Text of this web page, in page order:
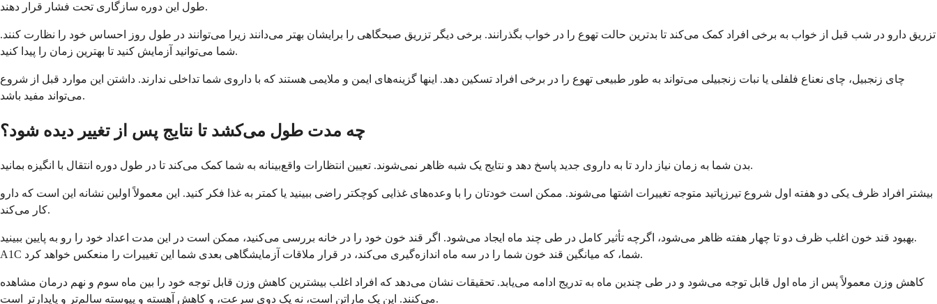
طول این دوره سازگاری تحت فشار قرار دهند.
تزریق دارو در شب قبل از خواب به برخی افراد کمک می‌کند تا بدترین حالت تهوع را در خواب بگذرانند. برخی دیگر تزریق صبحگاهی را برایشان بهتر می‌دانند زیرا می‌توانند در طول روز احساس خود را نظارت کنند.
شما می‌توانید آزمایش کنید تا بهترین زمان را پیدا کنید.
چای زنجبیل، چای نعناع فلفلی یا نبات زنجبیلی می‌تواند به طور طبیعی تهوع را در برخی افراد تسکین دهد. اینها گزینه‌های ایمن و ملایمی هستند که با داروی شما تداخلی ندارند. داشتن این موارد قبل از شروع
می‌تواند مفید باشد.
چه مدت طول می‌کشد تا نتایج پس از تغییر دیده شود؟
بدن شما به زمان نیاز دارد تا به داروی جدید پاسخ دهد و نتایج یک شبه ظاهر نمی‌شوند. تعیین انتظارات واقع‌بینانه به شما کمک می‌کند تا در طول دوره انتقال با انگیزه بمانید.
بیشتر افراد ظرف یکی دو هفته اول شروع تیرزپاتید متوجه تغییرات اشتها می‌شوند. ممکن است خودتان را با وعده‌های غذایی کوچکتر راضی ببینید یا کمتر به غذا فکر کنید. این معمولاً اولین نشانه این است که دارو
کار می‌کند.
بهبود قند خون اغلب ظرف دو تا چهار هفته ظاهر می‌شود، اگرچه تأثیر کامل در طی چند ماه ایجاد می‌شود. اگر قند خون خود را در خانه بررسی می‌کنید، ممکن است در این مدت اعداد خود را رو به پایین ببینید.
A1C شما، که میانگین قند خون شما را در سه ماه اندازه‌گیری می‌کند، در قرار ملاقات آزمایشگاهی بعدی شما این تغییرات را منعکس خواهد کرد.
کاهش وزن معمولاً پس از ماه اول قابل توجه می‌شود و در طی چندین ماه به تدریج ادامه می‌یابد. تحقیقات نشان می‌دهد که افراد اغلب بیشترین کاهش وزن قابل توجه خود را بین ماه سوم و نهم درمان مشاهده
می‌کنند. این یک ماراتن است، نه یک دوی سرعت، و کاهش آهسته و پیوسته سالم‌تر و پایدارتر است.